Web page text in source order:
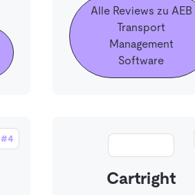
Alle Reviews zu AEB
Transport
Management
Software
#4
Cartright